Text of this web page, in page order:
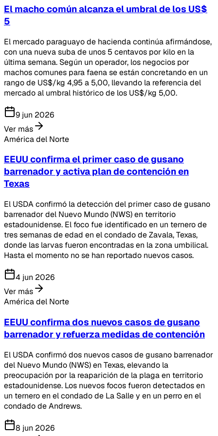
El macho común alcanza el umbral de los US$
5
El mercado paraguayo de hacienda continúa afirmándose,
con una nueva suba de unos 5 centavos por kilo en la
última semana. Según un operador, los negocios por
machos comunes para faena se están concretando en un
rango de US$/kg 4,95 a 5,00, llevando la referencia del
mercado al umbral histórico de los US$/kg 5,00.
9 jun 2026
Ver más
América del Norte
EEUU confirma el primer caso de gusano
barrenador y activa plan de contención en
Texas
El USDA confirmó la detección del primer caso de gusano
barrenador del Nuevo Mundo (NWS) en territorio
estadounidense. El foco fue identificado en un ternero de
tres semanas de edad en el condado de Zavala, Texas,
donde las larvas fueron encontradas en la zona umbilical.
Hasta el momento no se han reportado nuevos casos.
4 jun 2026
Ver más
América del Norte
EEUU confirma dos nuevos casos de gusano
barrenador y refuerza medidas de contención
El USDA confirmó dos nuevos casos de gusano barrenador
del Nuevo Mundo (NWS) en Texas, elevando la
preocupación por la reaparición de la plaga en territorio
estadounidense. Los nuevos focos fueron detectados en
un ternero en el condado de La Salle y en un perro en el
condado de Andrews.
8 jun 2026